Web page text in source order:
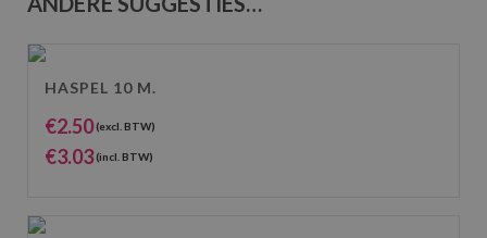
HASPEL 10 M.
€2.50(excl. BTW)
€3.03(incl. BTW)